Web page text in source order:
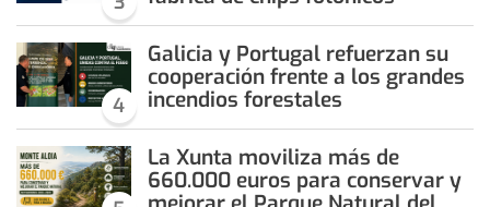
4
Galicia y Portugal refuerzan su
cooperación frente a los grandes
incendios forestales
La Xunta moviliza más de
660.000 euros para conservar y